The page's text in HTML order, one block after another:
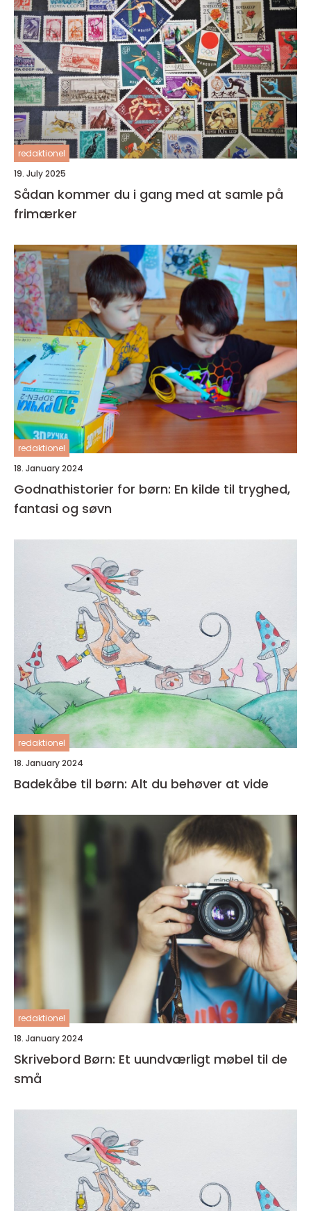
redaktionel
19. July 2025
Sådan kommer du i gang med at samle på
frimærker
redaktionel
18. January 2024
Godnathistorier for børn: En kilde til tryghed,
fantasi og søvn
redaktionel
18. January 2024
Badekåbe til børn: Alt du behøver at vide
redaktionel
18. January 2024
Skrivebord Børn: Et uundværligt møbel til de
små